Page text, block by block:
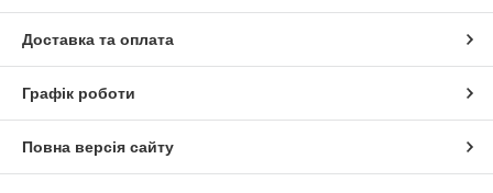
Доставка та оплата
Графік роботи
Повна версія сайту